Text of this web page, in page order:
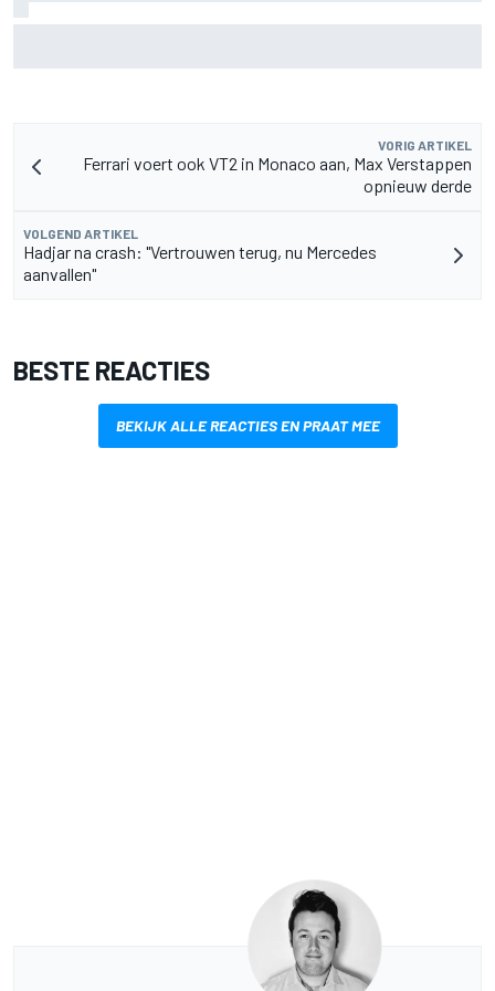
VORIG ARTIKEL
Ferrari voert ook VT2 in Monaco aan, Max Verstappen
opnieuw derde
VOLGEND ARTIKEL
Hadjar na crash: "Vertrouwen terug, nu Mercedes
aanvallen"
BESTE REACTIES
BEKIJK ALLE REACTIES EN PRAAT MEE